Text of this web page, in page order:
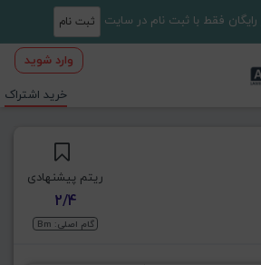
ثبت نام
وارد شوید
خرید اشتراک
ریتم پیشنهادی
2/4
گام اصلی: Bm